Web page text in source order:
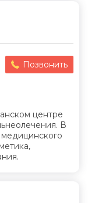
Позвонить
центре
В
медицинского